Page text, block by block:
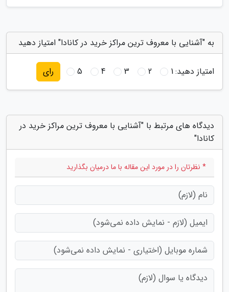
به "آشنایی با معروف ترین مراکز خرید در کانادا" امتیاز دهید
امتیاز دهید:1
2
3
4
5 رای
دیدگاه های مرتبط با "آشنایی با معروف ترین مراکز خرید در
کانادا"
* نظرتان را در مورد این مقاله با ما درمیان بگذارید